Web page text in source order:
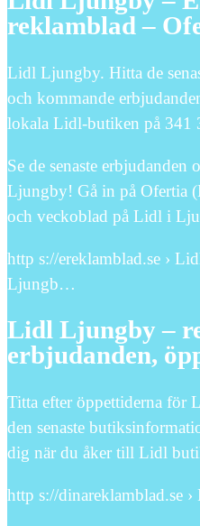
reklamblad –
Lidl Ljungby. Hitta de
och kommande
lokala Lidl-butiken på 341
Se de senaste erbjudanden
Ljungby! Gå in på Ofertia
och veckoblad på Lidl i
http s://ereklamblad.se ›
Ljungb…
Lidl Ljungby –
erbjudanden,
Titta efter öppettiderna för
den senaste
dig när du åker till Lidl
http s://dinareklamblad.se